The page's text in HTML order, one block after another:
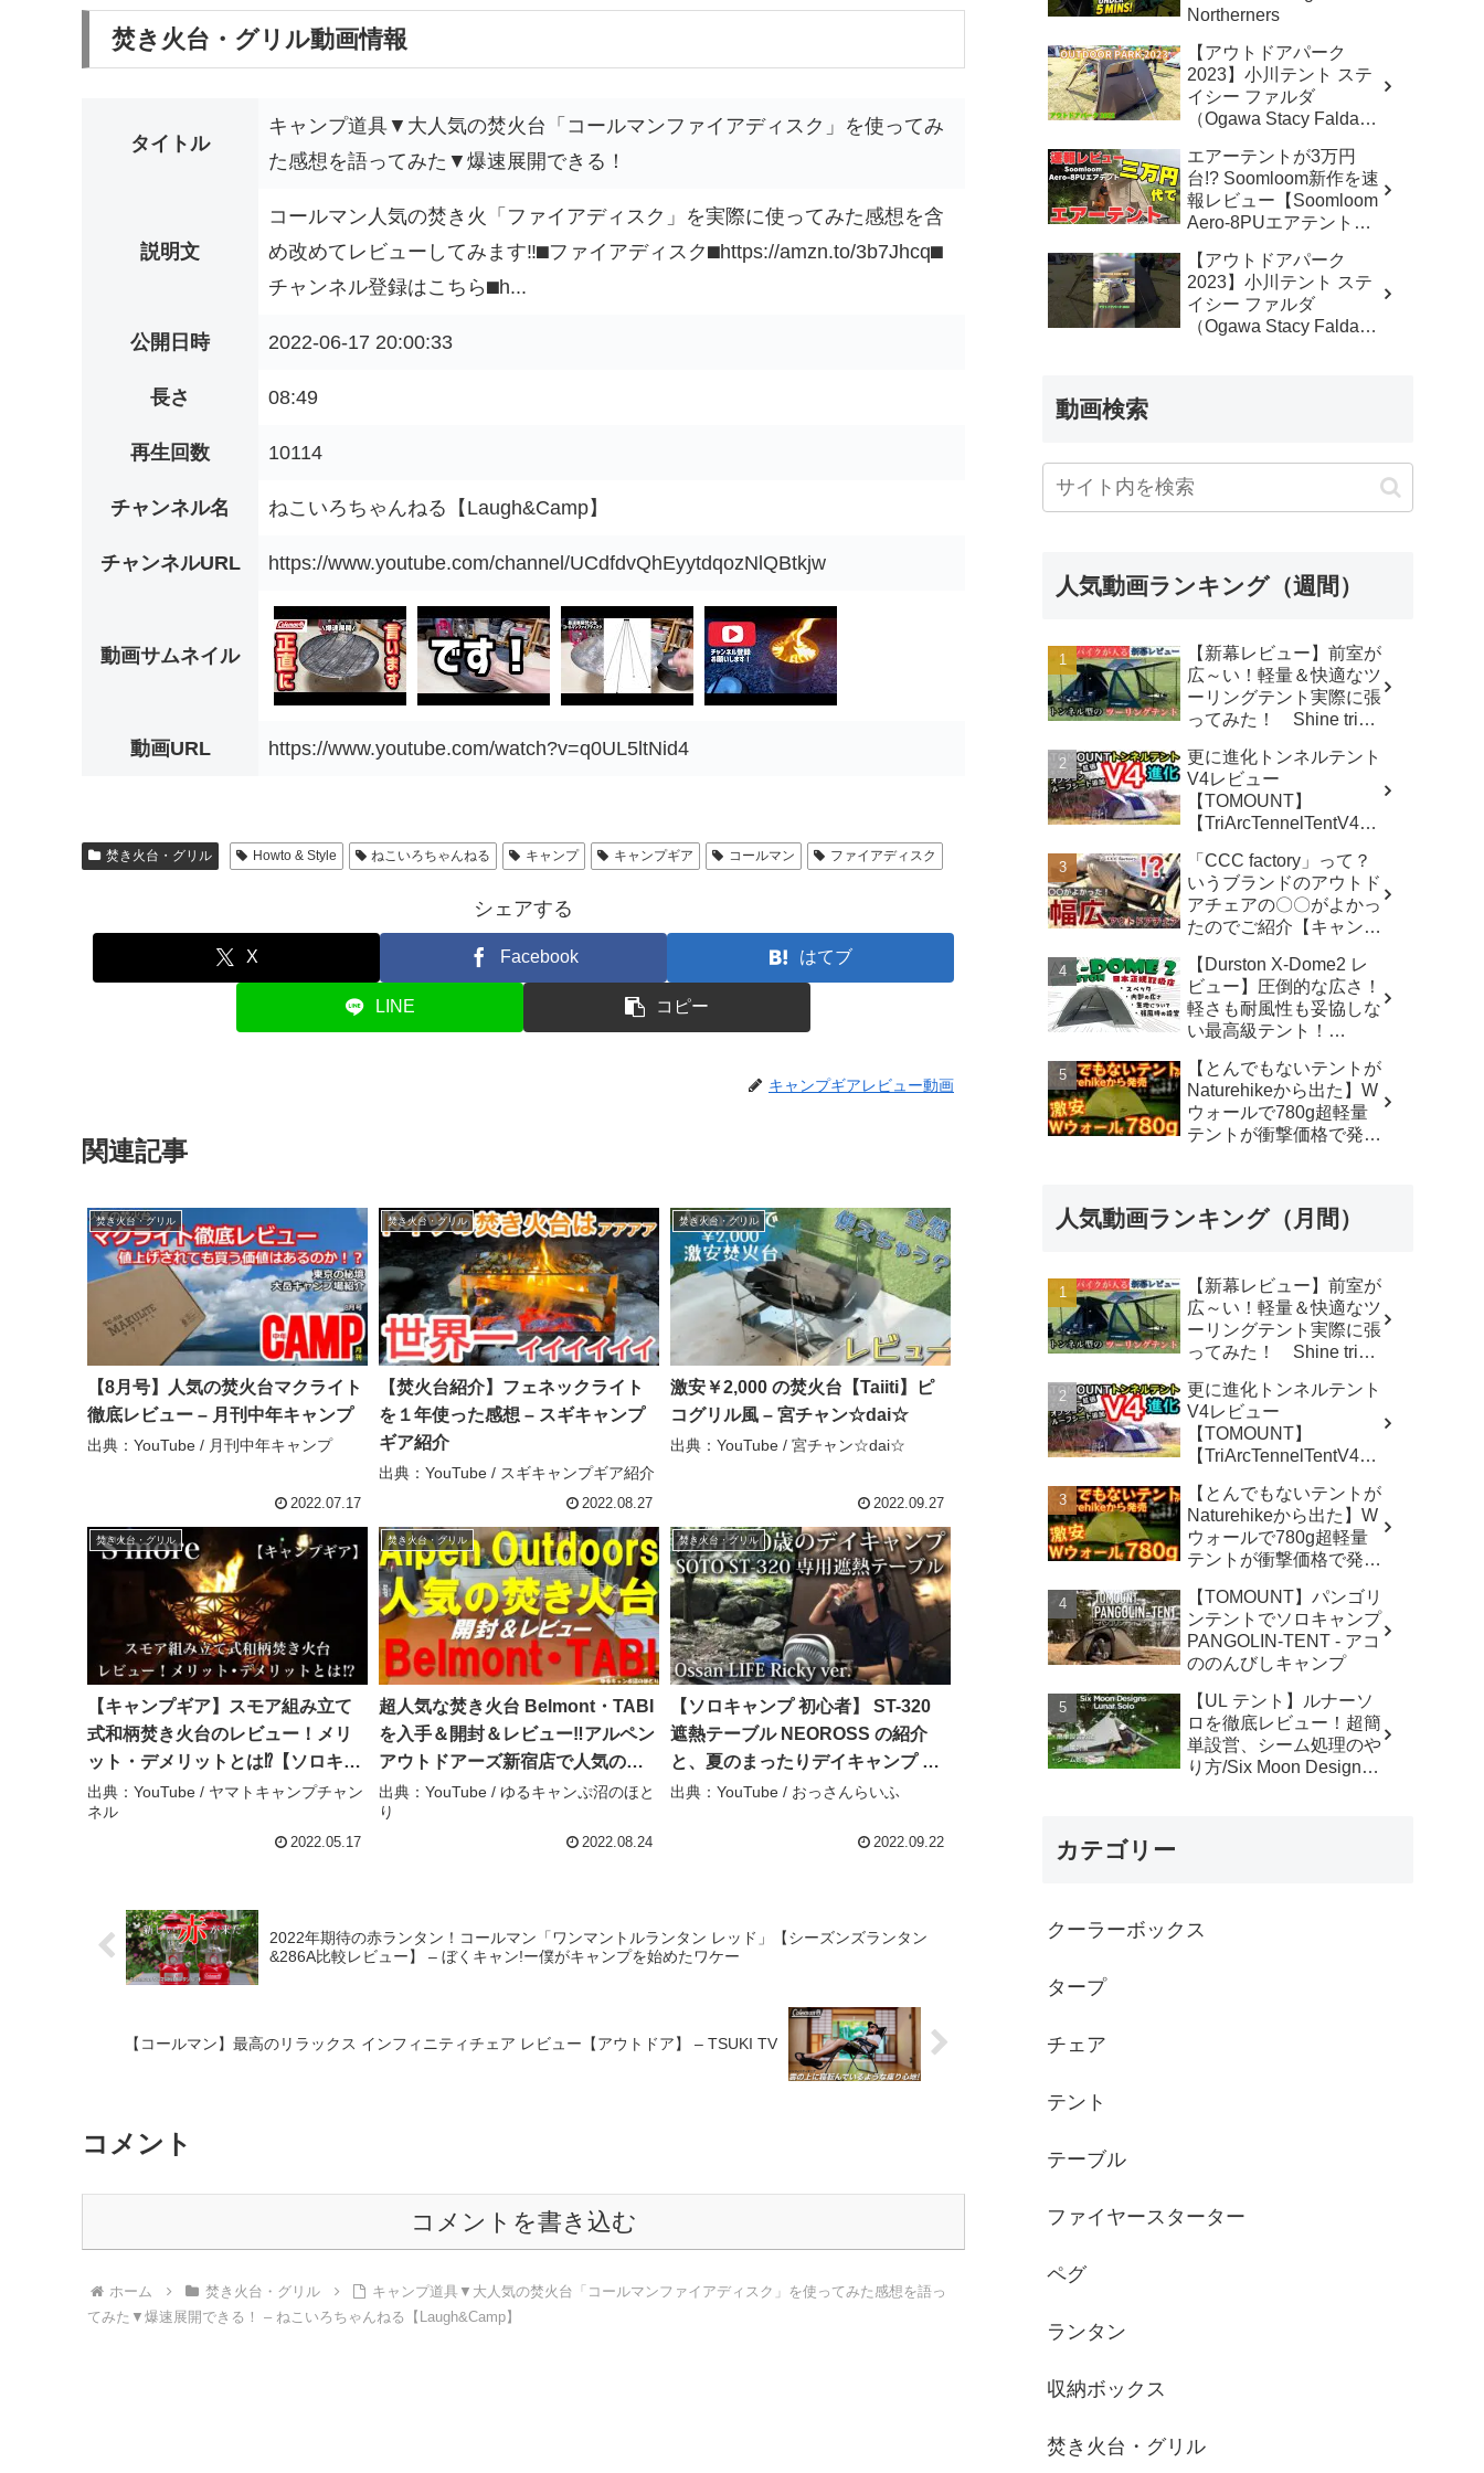
焚き火台・グリル動画情報
タイトル
キャンプ道具▼大人気の焚火台「コールマンファイアディスク」を使ってみ
た感想を語ってみた▼爆速展開できる！
説明文
コールマン人気の焚き火「ファイアディスク」を実際に使ってみた感想を含
め改めてレビューしてみます‼️⬛︎ファイアディスク⬛︎https://amzn.to/3b7Jhcq⬛︎
チャンネル登録はこちら⬛︎h...
公開日時 2022-06-17 20:00:33
長さ 08:49
再生回数 10114
チャンネル名 ねこいろちゃんねる【Laugh&Camp】
チャンネルURL https://www.youtube.com/channel/UCdfdvQhEyytdqozNlQBtkjw
動画サムネイル
動画URL https://www.youtube.com/watch?v=q0UL5ltNid4
焚き火台・グリル Howto & Style ねこいろちゃんねる キャンプ キャンプギア コールマン ファイアディスク
シェアする
X Facebook はてブ
LINE コピー
キャンプギアレビュー動画
関連記事
焚き火台・グリル
【8月号】人気の焚火台マクライト
徹底レビュー – 月刊中年キャンプ
出典：YouTube / 月刊中年キャンプ
2022.07.17
焚き火台・グリル
【焚火台紹介】フェネックライト
を１年使った感想 – スギキャンプ
ギア紹介
出典：YouTube / スギキャンプギア紹介
2022.08.27
焚き火台・グリル
激安￥2,000 の焚火台【Taiiti】ピ
コグリル風 – 宮チャン☆dai☆
出典：YouTube / 宮チャン☆dai☆
2022.09.27
焚き火台・グリル
【キャンプギア】スモア組み立て
式和柄焚き火台のレビュー！メリ
ット・デメリットとは⁉【ソロキャ
ンプ】 – ヤマトキャンプチャンネ
ル
出典：YouTube / ヤマトキャンプチャン
ネル
2022.05.17
焚き火台・グリル
超人気な焚き火台 Belmont・TABI
を入手＆開封＆レビュー‼アルペン
アウトドアーズ新宿店で人気の焚
き火台ランキング第３位‼ – ゆるキ
ャンぷ沼のほとり
出典：YouTube / ゆるキャンぷ沼のほと
り
2022.08.24
焚き火台・グリル
【ソロキャンプ 初心者】 ST-320
遮熱テーブル NEOROSS の紹介
と、夏のまったりデイキャンプ 焚
火・タープ・レビュー・兵式飯
福岡・昭和の森・猫石 – おっさん
出典：YouTube / おっさんらいふ
2022.09.22
2022年期待の赤ランタン！コールマン「ワンマントルランタン レッド」【シーズンズランタン
&286A比較レビュー】 – ぼくキャン!ー僕がキャンプを始めたワケー
【コールマン】最高のリラックス インフィニティチェア レビュー【アウトドア】 – TSUKI TV
コメント
コメントを書き込む
ホーム 焚き火台・グリル
キャンプ道具▼大人気の焚火台「コールマンファイアディスク」を使ってみた感想を語っ
てみた▼爆速展開できる！ – ねこいろちゃんねる【Laugh&Camp】
Northerners
【アウトドアパーク
2023】小川テント ステ
イシー ファルダ
（Ogawa Stacy Falda）
akoakoa
エアーテントが3万円
台!? Soomloom新作を速
報レビュー【Soomloom
Aero-8PUエアテント】
ロキャンプで焚き火とラ
ンタン】
【アウトドアパーク
2023】小川テント ステ
イシー ファルダ
（Ogawa Stacy Falda）
動画検索
人気動画ランキング（週間）
【新幕レビュー】前室が
広～い！軽量＆快適なツ
ーリングテント実際に張
ってみた！ Shine trip
な気分
更に進化トンネルテント
V4レビュー
【TOMOUNT】
【TriArcTennelTentV4】
カ】
「CCC factory」って？
いうブランドのアウトド
アチェアの〇〇がよかっ
たのでご紹介【キャンプ
プ
【Durston X-Dome2 レ
ビュー】圧倒的な広さ！
軽さも耐風性も妥協しな
い最高級テント！
ダーストン ＃xdome1
#xdome2 #テント -
Yellowknife
Outdoorshop【イエロー
【とんでもないテントが
Naturehikeから出た】W
ウォールで780g超軽量
テントが衝撃価格で発売
【アウトドア】#855 -
人気動画ランキング（月間）
【新幕レビュー】前室が
広～い！軽量＆快適なツ
ーリングテント実際に張
ってみた！ Shine trip
な気分
更に進化トンネルテント
V4レビュー
【TOMOUNT】
【TriArcTennelTentV4】
カ】
【とんでもないテントが
Naturehikeから出た】W
ウォールで780g超軽量
テントが衝撃価格で発売
解説の保存版【ULギ
ア】【キャンプ道具】
【アウトドア】#855 -
Hurricane Camp / ハリケ
ーンキャンプ
【TOMOUNT】パンゴリ
ンテントでソロキャンプ
PANGOLIN-TENT - アコ
ののんびしキャンプ
【UL テント】ルナーソ
ロを徹底レビュー！超簡
単設営、シーム処理のや
り方/Six Moon Designs
カテゴリー
クーラーボックス
タープ
チェア
テント
テーブル
ファイヤースターター
ペグ
ランタン
収納ボックス
焚き火台・グリル